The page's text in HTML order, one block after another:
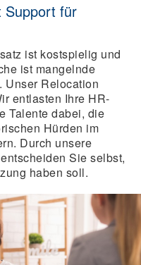
Support für
ist kostspielig und
ist mangelnde
Unser Relocation
entlasten Ihre HR-
Talente dabei, die
Hürden im
Durch unsere
Sie selbst,
haben soll.